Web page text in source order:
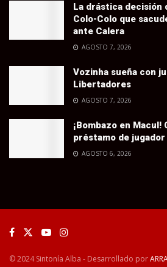
La drástica decisión
Colo-Colo que
ante Calera
AGOSTO 7, 2026
Vozinha sueña con
Libertadores
AGOSTO 7, 2026
¡Bombazo en
préstamo de
AGOSTO 6, 2026
© 2024 Sintonía Alba - Desarrollado por